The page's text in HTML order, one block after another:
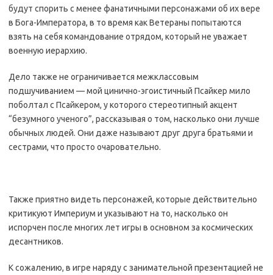
будут спорить с менее фанатичными персонажами об их вере
в Бога-Императора, в то время как Ветераны попытаются
взять на себя командование отрядом, который не уважает
военную иерархию.
Дело также не ограничивается межклассовым
подшучиванием — мой цинично-эгоистичный Псайкер мило
поболтал с Псайкером, у которого стереотипный акцент
“безумного ученого”, рассказывая о том, насколько они лучше
обычных людей. Они даже называют друг друга братьями и
сестрами, что просто очаровательно.
Также приятно видеть персонажей, которые действительно
критикуют Империум и указывают на то, насколько он
испорчен после многих лет игры в основном за космических
десантников.
К сожалению, в игре наряду с занимательной презентацией не